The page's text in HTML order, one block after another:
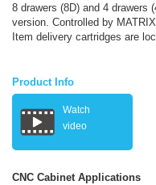
8 drawers (8D) and 4 drawers
version. Controlled by
Item delivery cartridges are
Product Info
Watch
video
CNC Cabinet Applications